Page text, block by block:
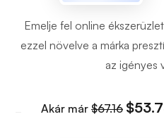
Emelje fel online
ezzel növelve a márka
az igényes
Akár már $67.16